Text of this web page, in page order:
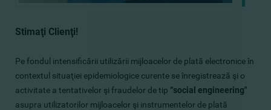
Stimaţi Сlienţi!
Pe fondul intensificării utilizării mijloacelor de plată electronice în
contextul situaţiei epidemiologice curente se înregistrează şi o
activitate a tentativelor şi fraudelor de tip “social engineering"
asupra utilizatorilor mijloacelor şi instrumentelor de plată